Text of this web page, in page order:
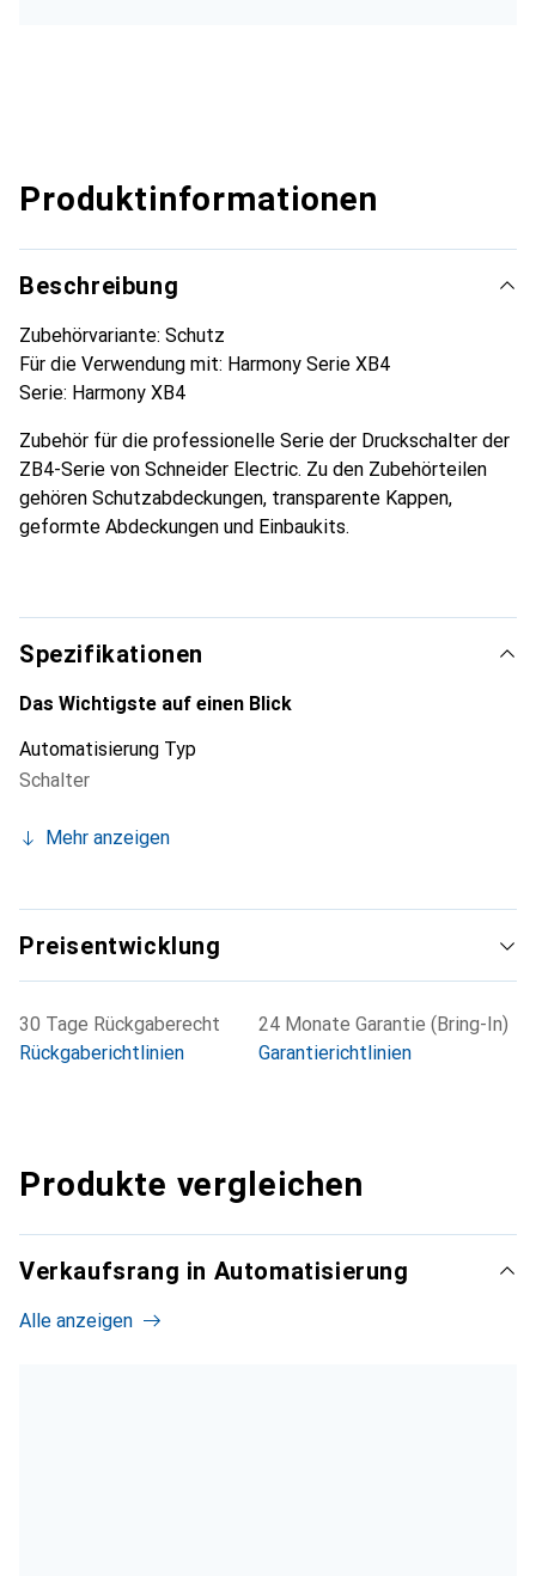
Produktinformationen
Beschreibung
Zubehörvariante: Schutz
Für die Verwendung mit: Harmony Serie XB4
Serie: Harmony XB4
Zubehör für die professionelle Serie der Druckschalter der
ZB4-Serie von Schneider Electric. Zu den Zubehörteilen
gehören Schutzabdeckungen, transparente Kappen,
geformte Abdeckungen und Einbaukits.
Spezifikationen
Das Wichtigste auf einen Blick
Automatisierung Typ
Schalter
Mehr anzeigen
Preisentwicklung
30 Tage Rückgaberecht
Rückgaberichtlinien
24 Monate Garantie (Bring-In)
Garantierichtlinien
Produkte vergleichen
Verkaufsrang in Automatisierung
Alle anzeigen